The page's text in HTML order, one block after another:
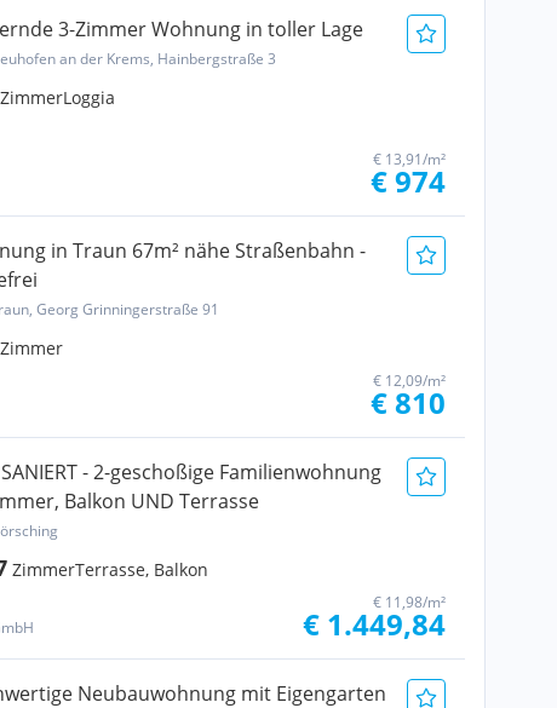
3-Zimmer Wohnung in toller Lage
an der Krems, Hainbergstraße 3
ZimmerLoggia
€ 13,91/m²
€ 974
in Traun 67m² nähe Straßenbahn -
Georg Grinningerstraße 91
Zimmer
€ 12,09/m²
€ 810
- 2-geschoßige Familienwohnung
Balkon UND Terrasse
ZimmerTerrasse, Balkon
€ 11,98/m²
€ 1.449,84
Neubauwohnung mit Eigengarten